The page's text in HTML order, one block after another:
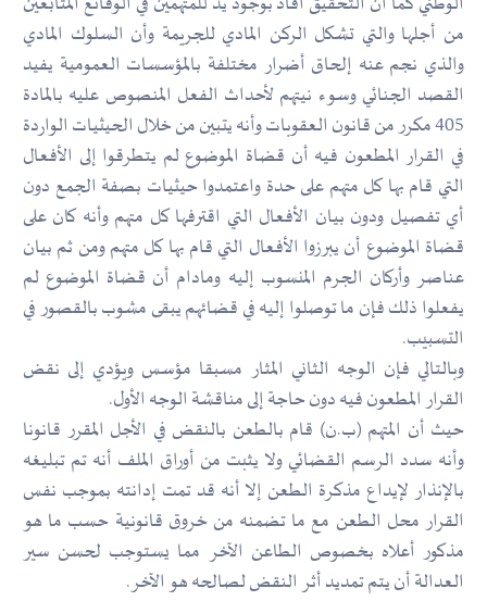
من أجلها والتي تشكل الركن المادي للجريمة وأن السلوك المادي
والذي نجم عنه إلحاق أضرار مختلفة بالمؤسسات العمومية يفيد
القصد الجنائي وسوء نيتهم لأحداث الفعل المنصوص عليه بالمادة
405 مكرر من قانون العقوبات وأنه يتبين من خلال الحيثيات الواردة
في القرار المطعون فيه أن قضاة الموضوع لم يتطرقوا إلى الأفعال
التي قام بها كل متهم على حدة واعتمدوا حيثيات بصفة الجمع دون
أي تفصيل ودون بيان الأفعال التي اقترفها كل متهم وأنه كان على
قضاة الموضوع أن يبرزوا الأفعال التي قام بها كل متهم ومن ثم بيان
عناصر وأركان الجرم المنسوب إليه ومادام أن قضاة الموضوع لم
يفعلوا ذلك فإن ما توصلوا إليه في قضائهم يبقى مشوب بالقصور في
التسبيب.
وبالتالي فإن الوجه الثاني المثار مسبقا مؤسس ويؤدي إلى نقض
القرار المطعون فيه دون حاجة إلى مناقشة الوجه الأول.
حيث أن المتهم (ب.ن) قام بالطعن بالنقض في الأجل المقرر قانونا
وأنه سدد الرسم القضائي ولا يثبت من أوراق الملف أنه تم تبليغه
بالإنذار لإيداع مذكرة الطعن إلا أنه قد تمت إدانته بموجب نفس
القرار محل الطعن مع ما تضمنه من خروق قانونية حسب ما هو
مذكور أعلاه بخصوص الطاعن الآخر مما يستوجب لحسن سير
العدالة أن يتم تمديد أثر النقض لصالحه هو الآخر.